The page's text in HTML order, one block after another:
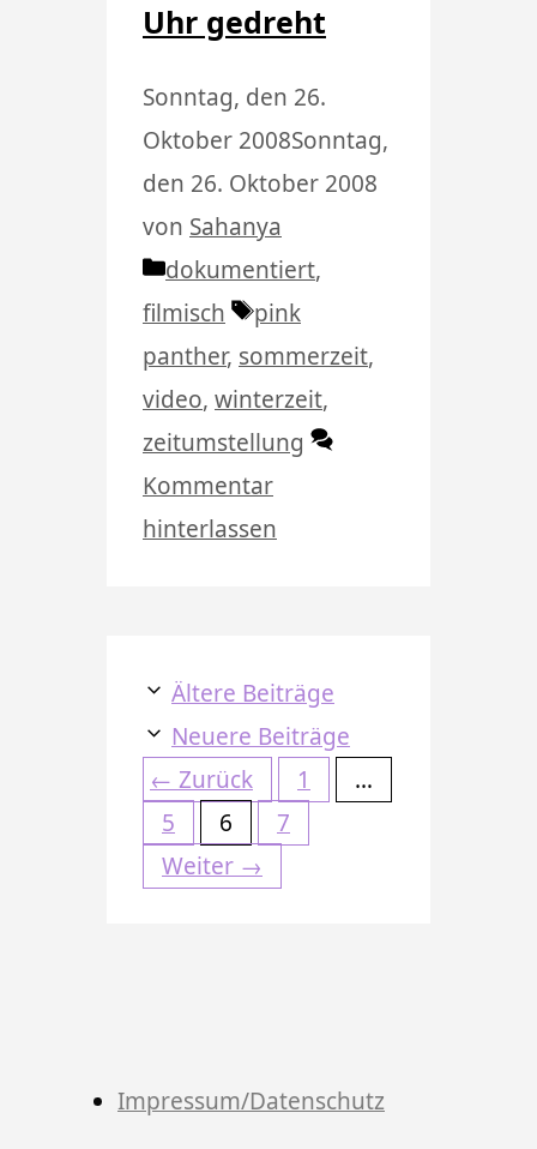
Uhr gedreht
Sonntag, den 26.
Oktober 2008Sonntag,
den 26. Oktober 2008
von Sahanya
Kategorien
dokumentiert,
filmisch
Schlagwörter
pink
panther, sommerzeit,
video, winterzeit,
zeitumstellung
Kommentar
hinterlassen
Ältere Beiträge
Neuere Beiträge
← Zurück Seite
1
…
Seite
5 Seite
6 Seite
7
Weiter →
Impressum/Datenschutz